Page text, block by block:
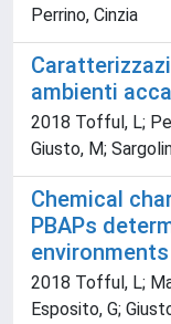
Perrino, Cinzia
ambienti
2018 Tofful, L;
Giusto, M;
Chemical
PBAPs
environments
2018 Tofful, L;
Esposito, G;